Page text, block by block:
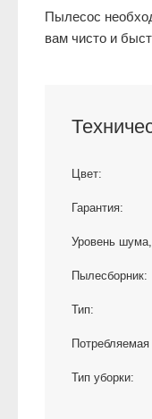
Пылесос
вам чисто и
Цвет:
Гарантия:
Уровень
Пылесборник:
Тип:
Тип уборки: